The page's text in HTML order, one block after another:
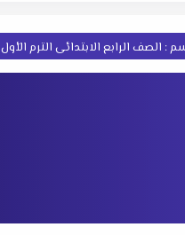
: الصف الرابع الابتدائى الترم الأول